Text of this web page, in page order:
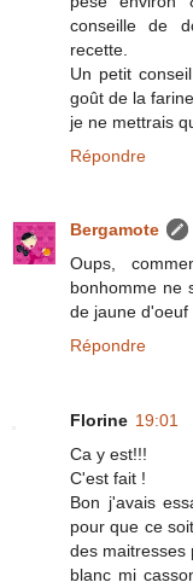
conseille de
recette.
Un petit
goût de la
je ne mettrais
Répondre
Bergamote
Oups,
bonhomme ne
de jaune d'oeuf
Répondre
Florine 19:01
Ca y est!!!
C'est fait !
Bon j'avais
pour que ce
des maitresses
blanc mi